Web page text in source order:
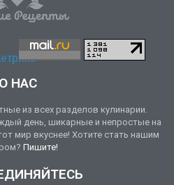
О НАС
из всех разделов кулинарии.
день, шикарные и непростые на
мир вкуснее! Хотите стать нашим
Пишите!